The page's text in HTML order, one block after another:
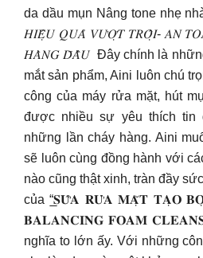
da dầu mụn Nâng tone nhẹ
𝐻𝐼𝐸̣̂𝑈 𝑄𝑈𝐴̉ 𝑉𝑈̛𝑂̛̣𝑇 𝑇𝑅𝑂̣̂𝐼- 𝐴𝑁
𝐻𝐴̀𝑁𝐺 𝐷̄𝐴̂̀𝑈 ️ Đây chính là
mắt sản phẩm, Aini luôn chú
công của máy rửa mặt, hút
được nhiều sự yêu thích tin
những lần cháy hàng. Aini
sẽ luôn cùng đồng hành với
nào cũng thật xinh, tràn đầy
của “̲𝐒𝐔̛̃𝐀 𝐑𝐔̛̉𝐀 𝐌𝐀̣̆𝐓 𝐓𝐀̣𝐎
𝐁𝐀𝐋𝐀𝐍𝐂𝐈𝐍𝐆 𝐅𝐎𝐀𝐌
nghĩa to lớn ấy. Với những